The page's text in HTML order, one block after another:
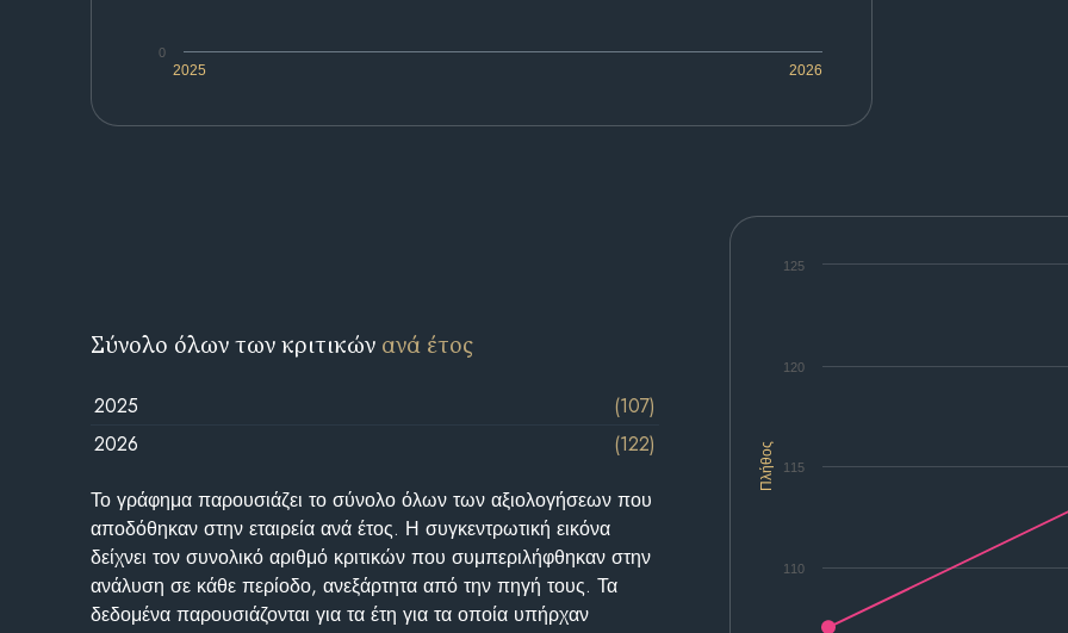
2025 2026
0
Πλήθος
110
115
120
125
Σύνολο όλων των κριτικών ανά έτος
2025
(107)
2026
(122)
Το γράφημα παρουσιάζει το σύνολο όλων των αξιολογήσεων που
αποδόθηκαν στην εταιρεία ανά έτος. Η συγκεντρωτική εικόνα
δείχνει τον συνολικό αριθμό κριτικών που συμπεριλήφθηκαν στην
ανάλυση σε κάθε περίοδο, ανεξάρτητα από την πηγή τους. Τα
δεδομένα παρουσιάζονται για τα έτη για τα οποία υπήρχαν